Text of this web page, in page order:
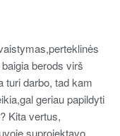
berods virš
turi darbo, tad kam
geriau papildyti
Kita vertus,
suprojektavo